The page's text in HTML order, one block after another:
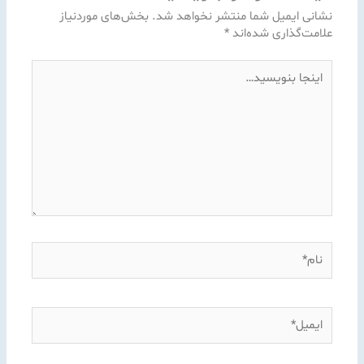
نشانی ایمیل شما منتشر نخواهد شد. بخش‌های موردنیاز
علامت‌گذاری شده‌اند*
بنویسید…